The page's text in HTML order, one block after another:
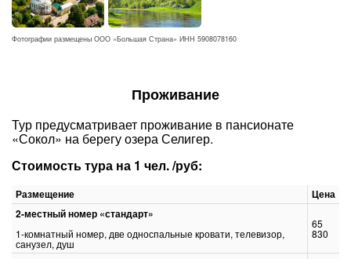
Фотографии размещены ООО «Большая Страна» ИНН 5908078160
Проживание
Тур предусматривает проживание в пансионате
«Сокол» на берегу озера Селигер.
Стоимость тура на 1 чел. /руб:
Размещение
Цена
2-местный номер «стандарт»
1-комнатный номер, две односпальные кровати, телевизор,
санузел, душ
65
830